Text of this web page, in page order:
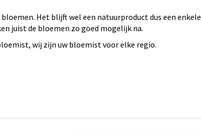
Het blijft wel een natuurproduct dus een enkele
juist de bloemen zo goed mogelijk na.
wij zijn uw bloemist voor elke regio.